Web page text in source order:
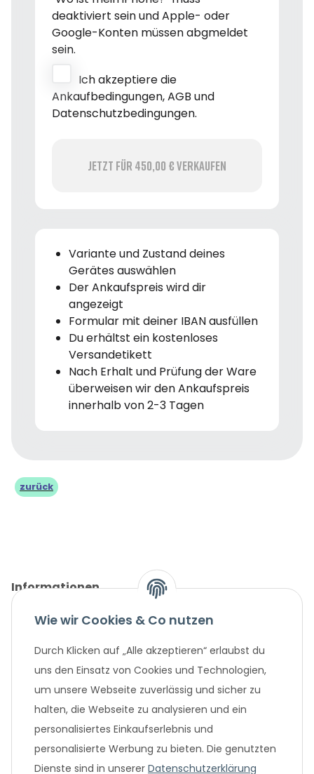
deaktiviert sein und Apple- oder
Google-Konten müssen abgmeldet
sein.
Ich akzeptiere die
Ankaufbedingungen, AGB und
Datenschutzbedingungen.
Jetzt für 450,00 € verkaufen
Variante und Zustand deines
Gerätes auswählen
Der Ankaufspreis wird dir
angezeigt
Formular mit deiner IBAN ausfüllen
Du erhältst ein kostenloses
Versandetikett
Nach Erhalt und Prüfung der Ware
überweisen wir den Ankaufspreis
innerhalb von 2-3 Tagen
zurück
Informationen
Gesetzliche Informationen
Unternehmen
Beliebte Angebote
Wie wir Cookies & Co nutzen
Durch Klicken auf „Alle akzeptieren“ erlaubst du
uns den Einsatz von Cookies und Technologien,
um unsere Webseite zuverlässig und sicher zu
halten, die Webseite zu analysieren und ein
personalisiertes Einkaufserlebnis und
personalisierte Werbung zu bieten. Die genutzten
Dienste sind in unserer Datenschutzerklärung